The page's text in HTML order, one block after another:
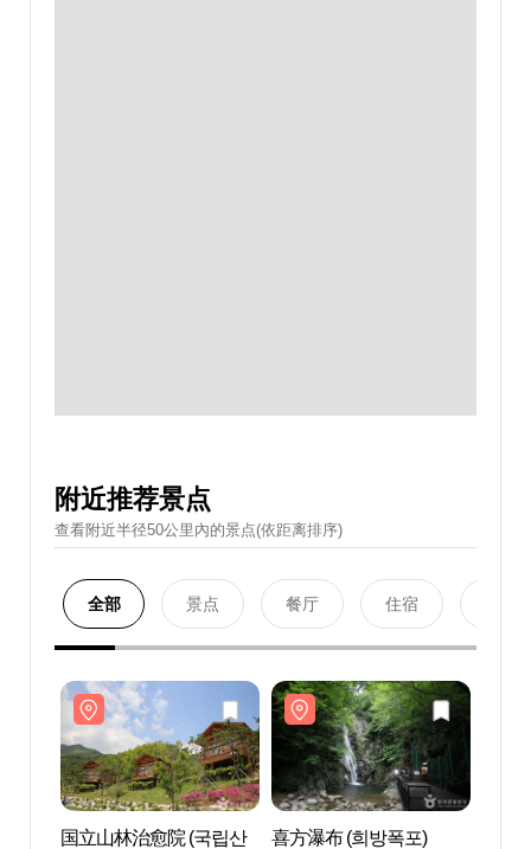
附近推荐景点
查看附近半径50公里內的景点(依距离排序)
全部 景点 餐厅 住宿
国立山林治愈院 (국립산
喜方瀑布 (희방폭포)